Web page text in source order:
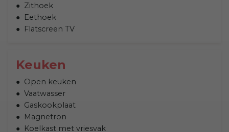
Zithoek
Eethoek
Flatscreen TV
Keuken
Open keuken
Vaatwasser
Gaskookplaat
Magnetron
Koelkast met vriesvak